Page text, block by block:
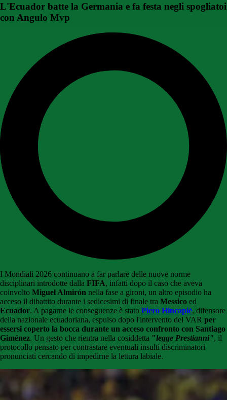
L'Ecuador batte la Germania e fa festa negli spogliatoi
con Angulo Mvp
I Mondiali 2026 continuano a far parlare delle nuove norme
disciplinari introdotte dalla FIFA, infatti dopo il caso che aveva
coinvolto Miguel Almirón nella fase a gironi, un altro episodio ha
acceso il dibattito durante i sedicesimi di finale tra Messico ed
Ecuador. A pagarne le conseguenze è stato Piero Hincapié, difensore
della nazionale ecuadoriana, espulso dopo l'intervento del VAR per
essersi coperto la bocca durante un acceso confronto con Santiago
Giménez. Un gesto che rientra nella cosiddetta "legge Prestianni", il
protocollo pensato per contrastare eventuali insulti discriminatori
pronunciati cercando di impedirne la lettura labiale.